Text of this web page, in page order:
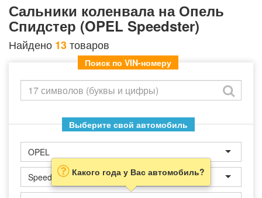
Сальники коленвала на Опель
Спидстер (OPEL Speedster)
Найдено 13товаров
Поиск по VIN-номеру
Выберите свой автомобиль
OPEL
Speedster Какого года у Вас автомобиль?